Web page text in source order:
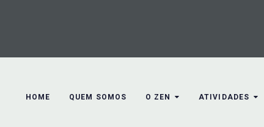
HOME QUEM SOMOS O ZEN ATIVIDADES